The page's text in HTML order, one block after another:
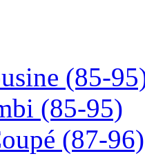
(85-
(85-95)
(87-96)